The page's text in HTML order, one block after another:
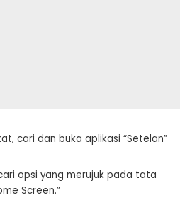
cari dan buka aplikasi “Setelan”
opsi yang merujuk pada tata
Screen.”